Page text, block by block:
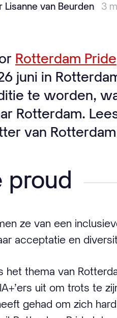
van Beurden 3
Rotterdam Pride
juni in
te worden,
Rotterdam.
van
proud
ze van een
acceptatie en
het thema van
uit om trots te
gehad om zich